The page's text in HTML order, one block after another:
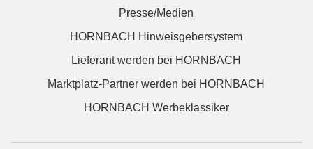
Presse/Medien
HORNBACH Hinweisgebersystem
Lieferant werden bei HORNBACH
Marktplatz-Partner werden bei HORNBACH
HORNBACH Werbeklassiker